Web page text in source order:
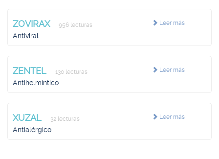
Leer más
ZOVIRAX 956 lecturas
Antiviral
Leer más
ZENTEL 130 lecturas
Antihelmíntico
Leer más
XUZAL 32 lecturas
Antialérgico